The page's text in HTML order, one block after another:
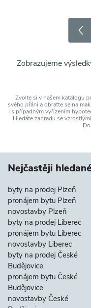
Zobrazujeme
Zvolte si v našem katalogu
svého přání a obraťte se na
i s případným vyřízením
Hledáte zahradu se
Nejčastěji
byty na prodej Plzeň
pronájem bytu Plzeň
novostavby Plzeň
byty na prodej Liberec
pronájem bytu Liberec
novostavby Liberec
byty na prodej České
Budějovice
pronájem bytu České
Budějovice
novostavby České